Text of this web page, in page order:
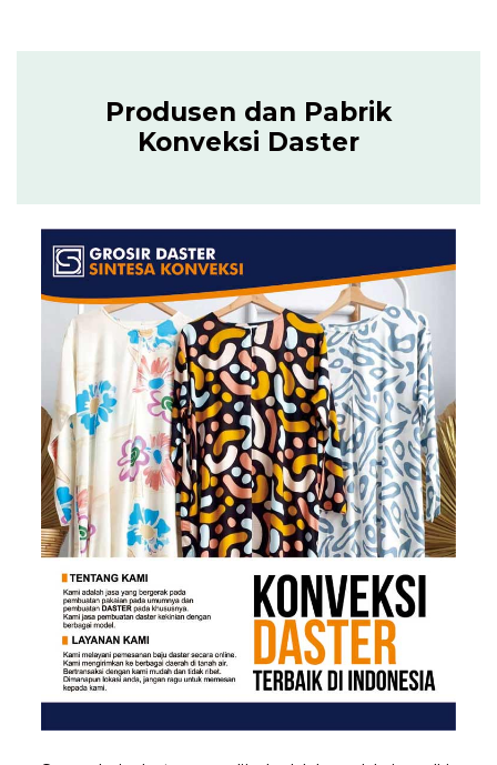
Produsen dan Pabrik
Konveksi Daster